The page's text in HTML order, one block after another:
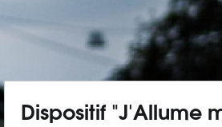
Dispositif "J'Allume